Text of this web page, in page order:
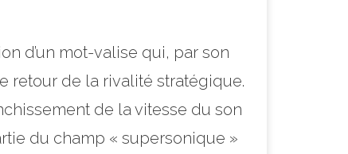
d’un mot-valise qui, par son
retour de la rivalité stratégique.
de la vitesse du son
du champ « supersonique »